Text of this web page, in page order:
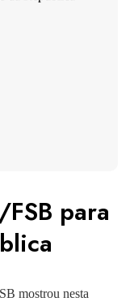
para
mostrou nesta